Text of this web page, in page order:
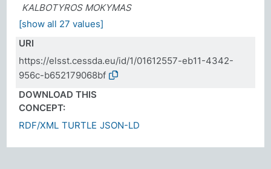
KALBOTYROS MOKYMAS
[show all 27 values]
URI
https://elsst.cessda.eu/id/1/01612557-eb11-4342-
956c-b652179068bf
DOWNLOAD THIS
CONCEPT:
RDF/XML TURTLE JSON-LD